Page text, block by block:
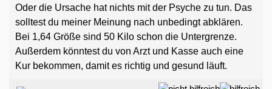
Oder die Ursache hat nichts mit der Psyche zu tun. Das
solltest du meiner Meinung nach unbedingt abklären.
Bei 1,64 Größe sind 50 Kilo schon die Untergrenze.
Außerdem könntest du von Arzt und Kasse auch eine
Kur bekommen, damit es richtig und gesund läuft.